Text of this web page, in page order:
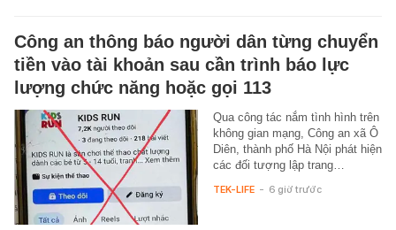
Công an thông báo người dân từng chuyển
tiền vào tài khoản sau cần trình báo lực
lượng chức năng hoặc gọi 113
Qua công tác nắm tình hình trên
không gian mạng, Công an xã Ô
Diên, thành phố Hà Nội phát hiện
các đối tượng lập trang…
TEK-LIFE - 6 giờ trước